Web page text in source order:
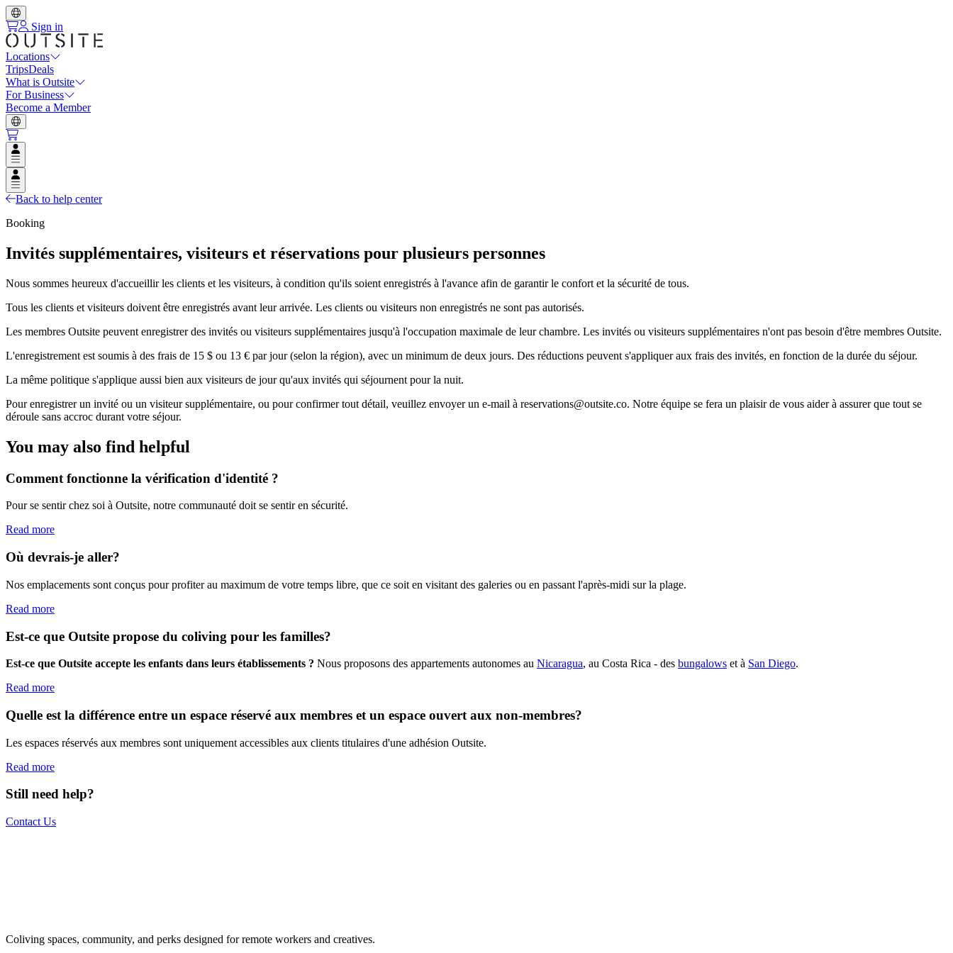
Sign in
Locations
TripsDeals
What is Outsite
For Business
Become a Member
Open user menu
Open user menu
Back to help center
Booking
Invités supplémentaires, visiteurs et réservations pour plusieurs personnes
Nous sommes heureux d'accueillir les clients et les visiteurs, à condition qu'ils soient enregistrés à l'avance afin de garantir le confort et la sécurité de tous.
Tous les clients et visiteurs doivent être enregistrés avant leur arrivée. Les clients ou visiteurs non enregistrés ne sont pas autorisés.
Les membres Outsite peuvent enregistrer des invités ou visiteurs supplémentaires jusqu'à l'occupation maximale de leur chambre. Les invités ou visiteurs supplémentaires n'ont pas besoin d'être membres Outsite.
L'enregistrement est soumis à des frais de 15 $ ou 13 € par jour (selon la région), avec un minimum de deux jours. Des réductions peuvent s'appliquer aux frais des invités, en fonction de la durée du séjour.
La même politique s'applique aussi bien aux visiteurs de jour qu'aux invités qui séjournent pour la nuit.
Pour enregistrer un invité ou un visiteur supplémentaire, ou pour confirmer tout détail, veuillez envoyer un e-mail à reservations@outsite.co. Notre équipe se fera un plaisir de vous aider à assurer que tout se
déroule sans accroc durant votre séjour.
You may also find helpful
Comment fonctionne la vérification d'identité ?
Pour se sentir chez soi à Outsite, notre communauté doit se sentir en sécurité.
Read more
Où devrais-je aller?
Nos emplacements sont conçus pour profiter au maximum de votre temps libre, que ce soit en visitant des galeries ou en passant l'après-midi sur la plage.
Read more
Est-ce que Outsite propose du coliving pour les familles?
Est-ce que Outsite accepte les enfants dans leurs établissements ? Nous proposons des appartements autonomes au Nicaragua, au Costa Rica - des bungalows et à San Diego.
Read more
Quelle est la différence entre un espace réservé aux membres et un espace ouvert aux non-membres?
Les espaces réservés aux membres sont uniquement accessibles aux clients titulaires d'une adhésion Outsite.
Read more
Still need help?
Contact Us
Coliving spaces, community, and perks designed for remote workers and creatives.